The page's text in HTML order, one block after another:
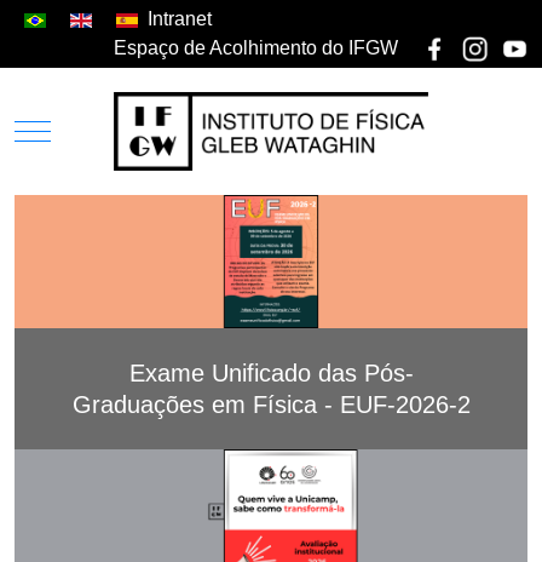
Intranet
Espaço de Acolhimento do IFGW
Exame Unificado das Pós-
Graduações em Física - EUF-2026-2